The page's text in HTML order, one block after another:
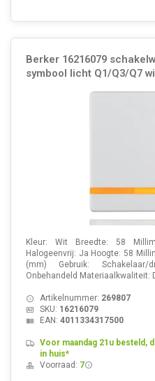
Berker 16216079
symbool licht Q1/Q3/Q7
Kleur: Wit Breedte: 58
Halogeenvrij: Ja Hoogte: 58
(mm) Gebruik: Schakelaar/
Onbehandeld Materiaalkwaliteit:
Artikelnummer: 269807
SKU: 16216079
EAN: 4011334317500
Voor maandag 21u besteld,
in huis*
Voorraad: 7